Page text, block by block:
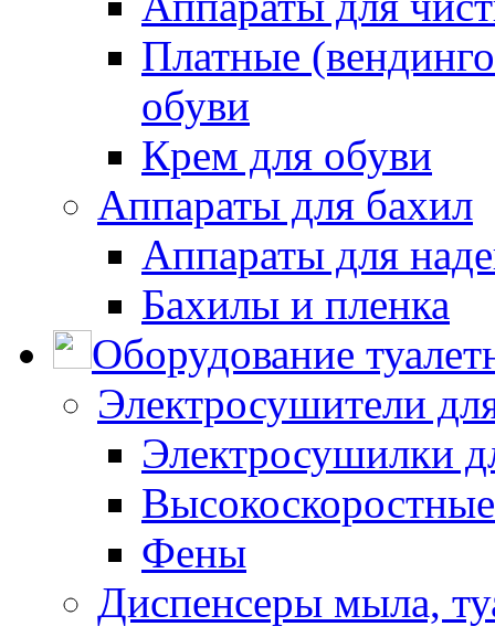
Платные
обуви
Крем для обуви
Аппараты для бахил
Аппараты для
Бахилы и пленка
Оборудование
Электросушители
Электросушилки
Фены
Диспенсеры мыла,